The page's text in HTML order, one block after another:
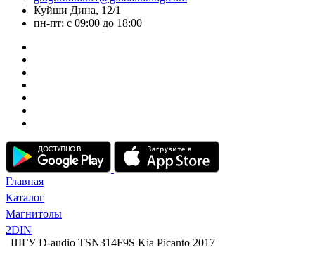
Куйши Дина, 12/1
пн-пт: с 09:00 до 18:00
Главная
Каталог
Магнитолы
2DIN
ШГУ D-audio TSN314F9S Kia Picanto 2017